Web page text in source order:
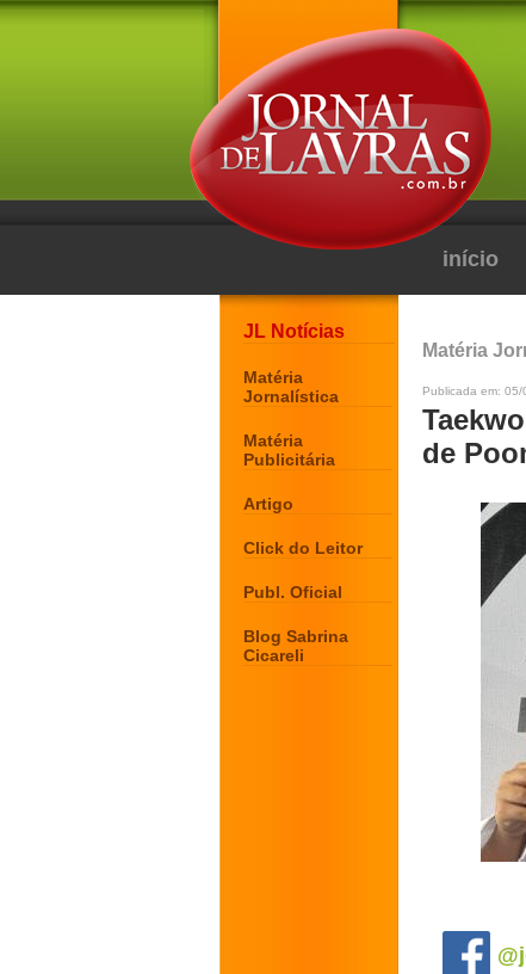
início
JL Notícias
Matéria
Jornalística
Matéria
Publicitária
Artigo
Click do Leitor
Publ. Oficial
Blog Sabrina
Cicareli
Matéria
Publicada em:
de